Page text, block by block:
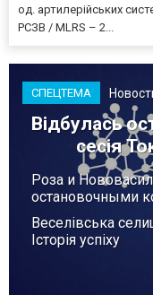
од. артилерійських
РСЗВ / MLRS – 2...
СПЕЦТЕМА
Відбулась
сесія
Роза и
остановочными
Веселівська
Історія успіху